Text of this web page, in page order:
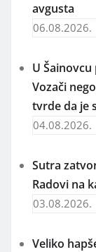
avgusta
06.08.2026.
U
Vozači
tvrde da je
04.08.2026.
Sutra
Radovi na
03.08.2026.
Veliko